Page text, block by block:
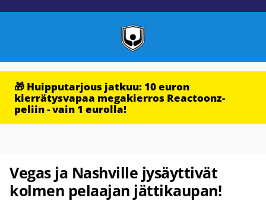
🎁 Huipputarjous jatkuu: 10 euron
kierrätysvapaa megakierros Reactoonz-
peliin - vain 1 eurolla!
Vegas ja Nashville jysäyttivät
kolmen pelaajan jättikaupan!